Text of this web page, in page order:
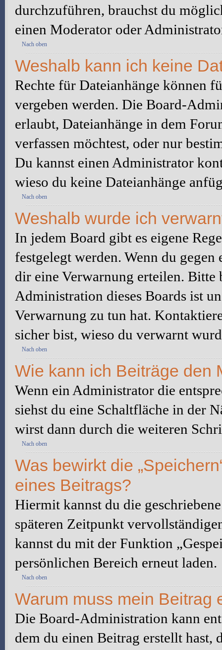
durchzuführen, brauchst du
einen Moderator oder
Nach oben
Weshalb kann ich keine
Rechte für Dateianhänge können
vergeben werden. Die Board-
erlaubt, Dateianhänge in dem
verfassen möchtest, oder nur
Du kannst einen Administrator
wieso du keine Dateianhänge
Nach oben
Weshalb wurde ich
In jedem Board gibt es eigene
festgelegt werden. Wenn du
dir eine Verwarnung erteilen. Bitte
Administration dieses Boards ist
Verwarnung zu tun hat.
sicher bist, wieso du verwarnt
Nach oben
Wie kann ich Beiträge den
Wenn ein Administrator die
siehst du eine Schaltfläche in der
wirst dann durch die weiteren
Nach oben
Was bewirkt die
eines Beitrags?
Hiermit kannst du die
späteren Zeitpunkt
kannst du mit der Funktion
persönlichen Bereich erneut laden.
Nach oben
Warum muss mein Beitrag
Die Board-Administration kann
dem du einen Beitrag erstellt hast,